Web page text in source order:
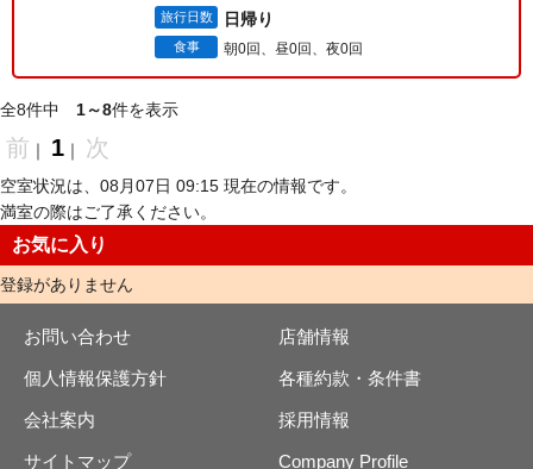
旅行日数 日帰り
食事 朝0回、昼0回、夜0回
全8件中 1～8件を表示
前 ｜ 1 ｜ 次
空室状況は、08月07日 09:15 現在の情報です。
満室の際はご了承ください。
お気に入り
登録がありません
お問い合わせ 店舗情報
個人情報保護方針 各種約款・条件書
会社案内 採用情報
サイトマップ Company Profile